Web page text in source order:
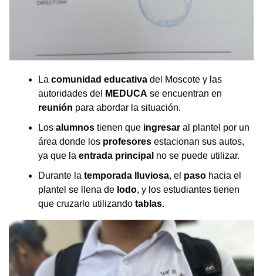
La comunidad educativa del Moscote y las
autoridades del
MEDUCA se encuentran en
reunión para abordar la situación.
Los alumnos tienen que ingresar al plantel por un
área donde los profesores estacionan sus autos,
ya que la entrada principal no se puede utilizar.
Durante la temporada lluviosa, el paso hacia el
plantel se llena de lodo, y los estudiantes tienen
que cruzarlo utilizando tablas.